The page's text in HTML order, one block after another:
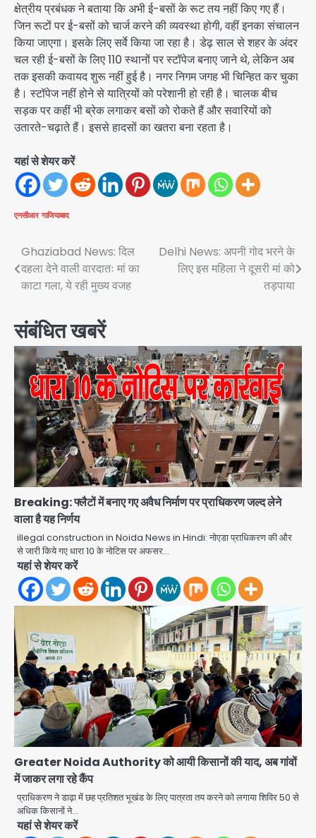
क्षेत्रीय प्रबंधक ने बताया कि अभी ई-बसों के रूट तय नहीं किए गए हैं।
जिन रूटों पर ई-बसों को चार्ज करने की व्यवस्था होगी, वहीं इनका संचालन
किया जाएगा। इसके लिए सर्वे किया जा रहा है। डेढ़ साल से शहर के अंदर
चल रही ई-बसों के लिए 110 स्थानों पर स्टॉपेज बनाए जाने थे, लेकिन अब
तक इसकी कवायद शुरू नहीं हुई है। नगर निगम जगह भी चिन्हित कर चुका
है। स्टॉपेज नहीं होने से यात्रियों को परेशानी हो रही है। चालक बीच
सड़क पर कहीं भी ब्रेक लगाकर बसों को रोकते हैं और सवारियों को
उतारते-चढ़ाते हैं। इससे हादसों का खतरा बना रहता है।
यहां से शेयर करें
एनसीआर गाजियाबाद
Post
navigation
Ghaziabad News: दिल
दहला देने वाली वारदातः मां का
काटा गला, ये रही मुख्य वजह
Delhi News: अपनी गोद भरने के
लिए इस महिला ने दूसरी मां को
तड़पाया
संबंधित खबरें
Breaking: फ्लैटों में बनाए गए अवैध निर्माण पर प्राधिकरण जल्द लेने
वाला है यह निर्णय
illegal construction in Noida News in Hindi: नोएडा प्राधिकरण की और
से जारी किये गए धारा 10 के नोटिस पर अफसर…
यहां से शेयर करें
Greater Noida Authority को आयी किसानों की याद, अब गांवों
में जाकर लगा रहे कैंप
प्राधिकरण ने डाढ़ा में छह प्रतिशत भूखंड के लिए पात्रता तय करने को लगाया शिविर 50 से
अधिक किसानों ने…
यहां से शेयर करें